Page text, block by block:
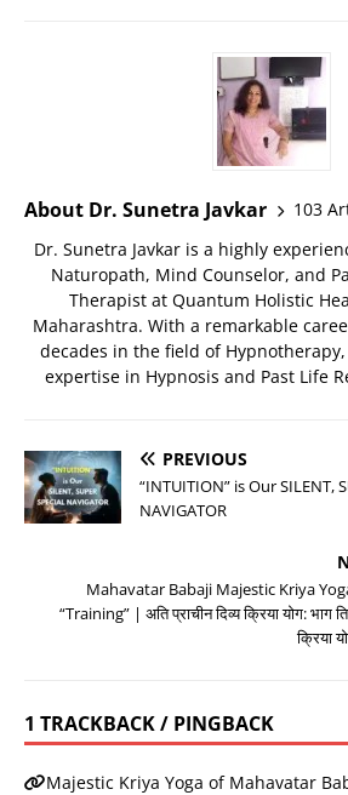
About Dr. Sunetra Javkar
103
Dr. Sunetra Javkar is a highly
Naturopath, Mind Counselor, and
Therapist at Quantum Holistic
Maharashtra. With a remarkable
decades in the field of
expertise in Hypnosis and Past Life
PREVIOUS
“INTUITION” is Our SILENT,
NAVIGATOR
Mahavatar Babaji Majestic Kriya
“Training” | अति प्राचीन दिव्य क्रिया योग: भाग
क्रिया
1 TRACKBACK / PINGBACK
Majestic Kriya Yoga of Mahavatar